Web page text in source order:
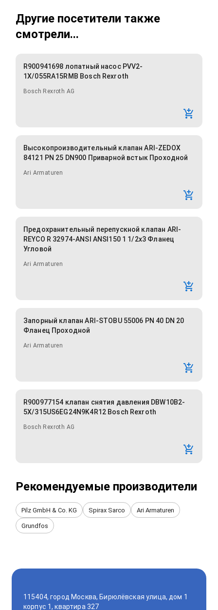
Другие посетители также
смотрели...
R900941698 лопатный насос PVV2-
1X/055RA15RMB Bosch Rexroth
Bosch Rexroth AG
Высокопроизводительный клапан ARI-ZEDOX
84121 PN 25 DN900 Приварной встык Проходной
Ari Armaturen
Предохранительный перепускной клапан ARI-
REYCO R 32974-ANSI ANSI150 1 1/2x3 Фланец
Угловой
Ari Armaturen
Запорный клапан ARI-STOBU 55006 PN 40 DN 20
Фланец Проходной
Ari Armaturen
R900977154 клапан снятия давления DBW10B2-
5X/315US6EG24N9K4R12 Bosch Rexroth
Bosch Rexroth AG
Рекомендуемые производители
Pilz GmbH & Co. KG Spirax Sarco Ari Armaturen
Grundfos
115404, город Москва, Бирюлёвская улица, дом 1
корпус 1, квартира 327